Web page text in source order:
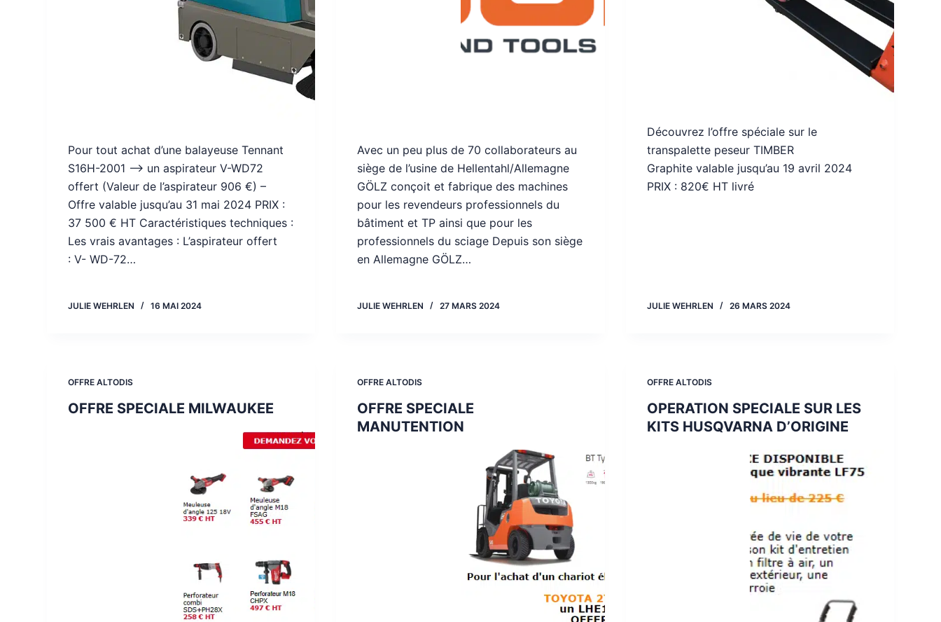
Pour tout achat d’une balayeuse Tennant
S16H-2001 –> un aspirateur V-WD72
offert (Valeur de l’aspirateur 906 €) –
Offre valable jusqu’au 31 mai 2024 PRIX :
37 500 € HT Caractéristiques techniques :
Les vrais avantages : L’aspirateur offert
: V- WD-72…
JULIE WEHRLEN 16 MAI 2024
Avec un peu plus de 70 collaborateurs au
siège de l’usine de Hellentahl/Allemagne
GÖLZ conçoit et fabrique des machines
pour les revendeurs professionnels du
bâtiment et TP ainsi que pour les
professionnels du sciage Depuis son siège
en Allemagne GÖLZ…
JULIE WEHRLEN 27 MARS 2024
Découvrez l’offre spéciale sur le
transpalette peseur TIMBER
Graphite valable jusqu’au 19 avril 2024
PRIX : 820€ HT livré
JULIE WEHRLEN 26 MARS 2024
OFFRE ALTODIS
OFFRE SPECIALE MILWAUKEE
OFFRE ALTODIS
OFFRE SPECIALE
MANUTENTION
OFFRE ALTODIS
OPERATION SPECIALE SUR LES
KITS HUSQVARNA D’ORIGINE